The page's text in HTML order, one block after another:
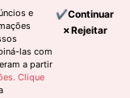
e
las com
a partir
Clique
✔Continuar
✗Rejeitar